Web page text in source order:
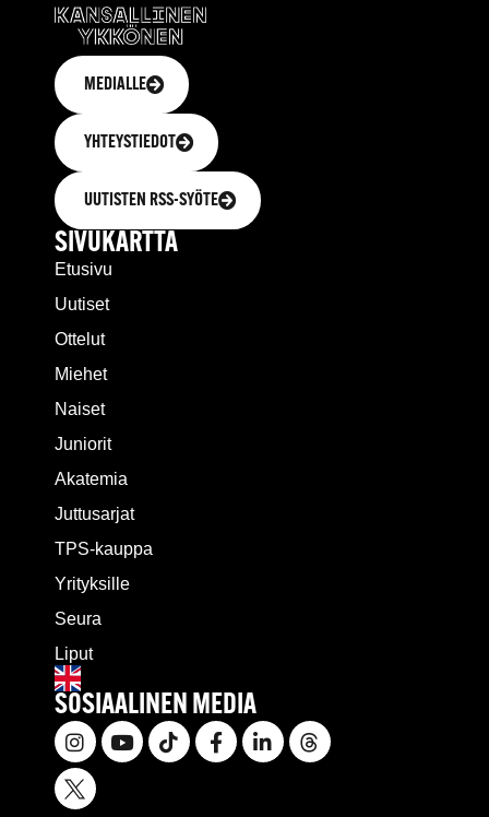
MEDIALLE
YHTEYSTIEDOT
UUTISTEN RSS-SYÖTE
SIVUKARTTA
Etusivu
Uutiset
Ottelut
Miehet
Naiset
Juniorit
Akatemia
Juttusarjat
TPS-kauppa
Yrityksille
Seura
Liput
SOSIAALINEN MEDIA